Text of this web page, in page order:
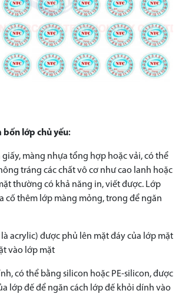
bốn lớp chủ yếu:
giấy, màng nhựa tổng hợp hoặc vải, có thể
tráng các chất vô cơ như cao lanh hoặc
thường có khả năng in, viết được. Lớp
cố thêm lớp màng mỏng, trong để ngăn
acrylic) được phủ lên mặt đáy của lớp mặt
vào lớp mặt
có thể bằng silicon hoặc PE-silicon, được
lớp đế để ngăn cách lớp đế khỏi dính vào